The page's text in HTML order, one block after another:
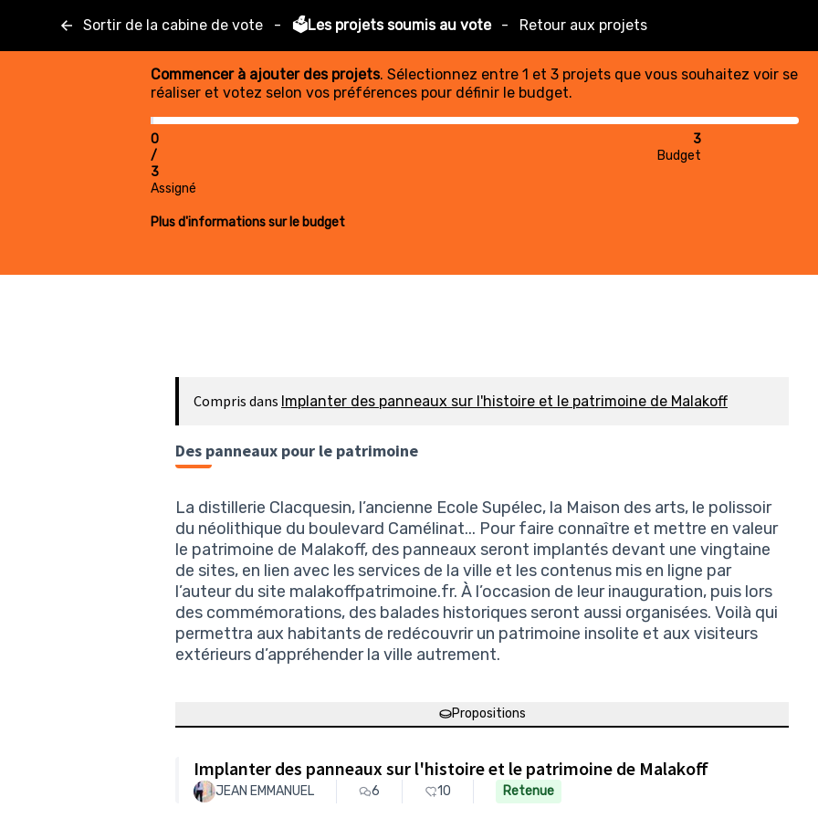
Sortir de la cabine de vote - 🗳️Les projets soumis au vote - Retour aux projets
Commencer à ajouter des projets. Sélectionnez entre 1 et 3 projets que vous souhaitez voir se
réaliser et votez selon vos préférences pour définir le budget.
0
/
3
Assigné
3
Budget
Plus d'informations sur le budget
Compris dans Implanter des panneaux sur l'histoire et le patrimoine de Malakoff
Des panneaux pour le patrimoine
La distillerie Clacquesin, l’ancienne Ecole Supélec, la Maison des arts, le polissoir
du néolithique du boulevard Camélinat... Pour faire connaître et mettre en valeur
le patrimoine de Malakoff, des panneaux seront implantés devant une vingtaine
de sites, en lien avec les services de la ville et les contenus mis en ligne par
l’auteur du site malakoffpatrimoine.fr. À l’occasion de leur inauguration, puis lors
des commémorations, des balades historiques seront aussi organisées. Voilà qui
permettra aux habitants de redécouvrir un patrimoine insolite et aux visiteurs
extérieurs d’appréhender la ville autrement.
Propositions
Implanter des panneaux sur l'histoire et le patrimoine de Malakoff
JEAN EMMANUEL 6 10 Retenue